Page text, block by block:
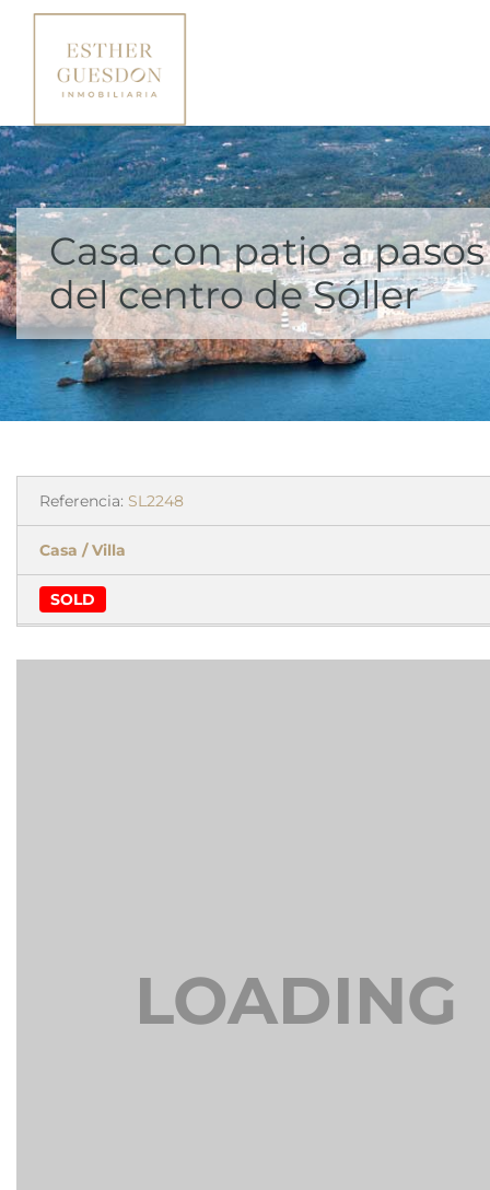
Casa con patio a pasos
del centro de Sóller
Referencia: SL2248
Casa / Villa
SOLD